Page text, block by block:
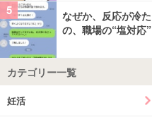
5
なぜか、反応が冷
の、職場の“塩対応”
カテゴリー一覧
妊活